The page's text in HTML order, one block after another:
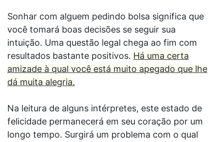
Sonhar com alguem pedindo bolsa significa que
você tomará boas decisões se seguir sua
intuição. Uma questão legal chega ao fim com
resultados bastante positivos. Há uma certa
amizade à qual você está muito apegado que lhe
dá muita alegria.
Na leitura de alguns intérpretes, este estado de
felicidade permanecerá em seu coração por um
longo tempo. Surgirá um problema com o qual